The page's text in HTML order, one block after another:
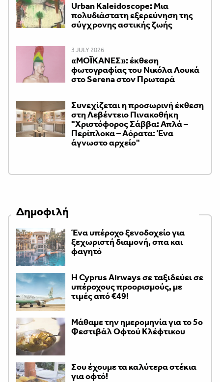
Urban Kaleidoscope: Μια
πολυδιάστατη εξερεύνηση της
σύγχρονης αστικής ζωής
3 JULY 2026
«ΜΟΪΚΑΝΕΣ»: έκθεση
φωτογραφίας του Νικόλα Λουκά
στο Serena στον Πρωταρά
Συνεχίζεται η προσωρινή έκθεση
στη Λεβέντειο Πινακοθήκη
"Χριστόφορος Σάββα: Απλά –
Περίπλοκα – Αόρατα: Ένα
άγνωστο αρχείο"
Δημοφιλή
Ένα υπέροχο ξενοδοχείο για
ξεχωριστή διαμονή, σπα και
φαγητό
H Cyprus Airways σε ταξιδεύει σε
υπέροχους προορισμούς, με
τιμές από €49!
Μάθαμε την ημερομηνία για το 5ο
Φεστιβάλ Οφτού Κλέφτικου
Σου έχουμε τα καλύτερα στέκια
για οφτό!